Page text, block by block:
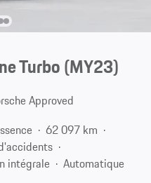
Turbo (MY23)
Approved
62 097 km
intégrale
Automatique